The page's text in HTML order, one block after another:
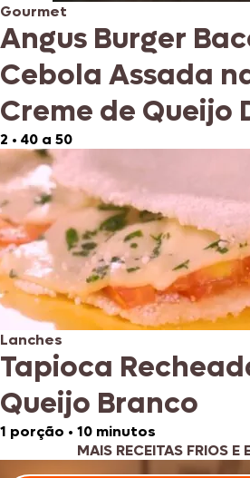
Gourmet
Angus Burger
Cebola Assada
Creme de Queijo
2 • 40 a 50
Lanches
Tapioca
Queijo Branco
1 porção • 10 minutos
MAIS RECEITAS FRIOS E